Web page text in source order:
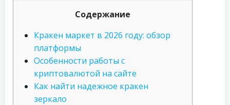
Содержание
Кракен маркет в 2026 году: обзор
платформы
Особенности работы с
криптовалютой на сайте
Как найти надежное кракен
зеркало